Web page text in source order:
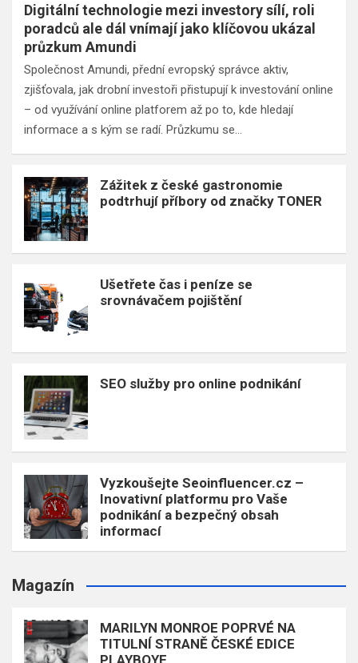
Digitální technologie mezi investory sílí, roli
poradců ale dál vnímají jako klíčovou ukázal
průzkum Amundi
Společnost Amundi, přední evropský správce aktiv,
zjišťovala, jak drobní investoři přistupují k investování online
– od využívání online platforem až po to, kde hledají
informace a s kým se radí. Průzkumu se…
Zážitek z české gastronomie
podtrhují příbory od značky TONER
Ušetřete čas i peníze se
srovnávačem pojištění
SEO služby pro online podnikání
Vyzkoušejte Seoinfluencer.cz –
Inovativní platformu pro Vaše
podnikání a bezpečný obsah
informací
Magazín
MARILYN MONROE POPRVÉ NA
TITULNÍ STRANĚ ČESKÉ EDICE
PLAYBOYE